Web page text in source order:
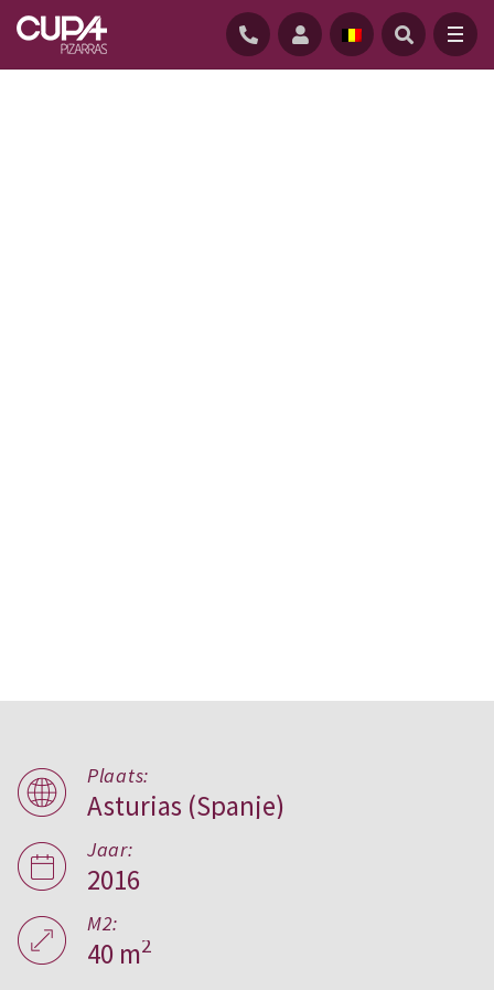
B home,
Asturias
Plaats:
Asturias (Spanje)
Jaar:
2016
M2:
40 m2